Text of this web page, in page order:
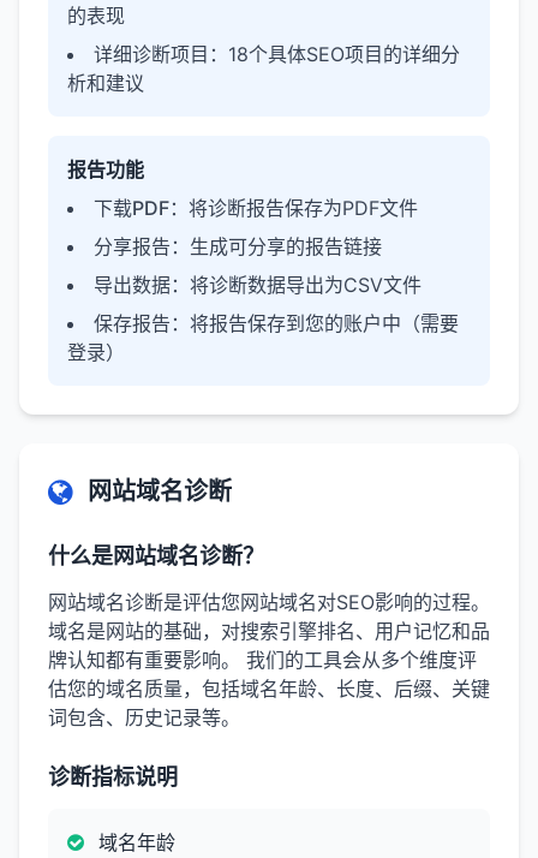
的表现
详细诊断项目 ：18个具体SEO项目的详细分
析和建议
报告功能
下载PDF：将诊断报告保存为PDF文件
分享报告 ：生成可分享的报告链接
导出数据：将诊断数据导出为CSV文件
保存报告 ：将报告保存到您的账户中（需要
登录）
网站域名诊断
什么是网站域名诊断？
网站域名诊断是评估您网站域名对SEO影响的过程。
域名是网站的基础，对搜索引擎排名、用户记忆和品
牌认知都有重要影响。 我们的工具会从多个维度评
估您的域名质量，包括域名年龄、长度、后缀、关键
词包含、历史记录等。
诊断指标说明
域名年龄